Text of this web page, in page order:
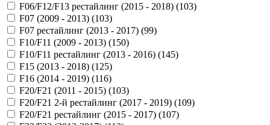
F06/F12/F13 рестайлинг (2015 - 2018) (103)
F07 (2009 - 2013) (103)
F07 рестайлинг (2013 - 2017) (99)
F10/F11 (2009 - 2013) (150)
F10/F11 рестайлинг (2013 - 2016) (145)
F15 (2013 - 2018) (125)
F16 (2014 - 2019) (116)
F20/F21 (2011 - 2015) (103)
F20/F21 2-й рестайлинг (2017 - 2019) (109)
F20/F21 рестайлинг (2015 - 2017) (107)